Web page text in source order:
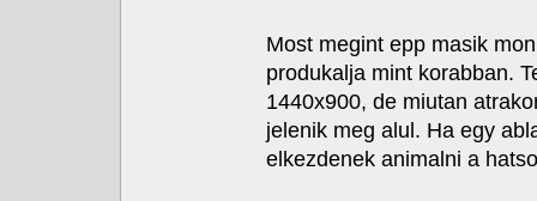
Most megint epp masik
produkalja mint korabban.
1440x900, de miutan
jelenik meg alul. Ha egy
elkezdenek animalni a